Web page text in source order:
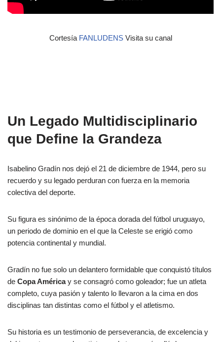
Cortesía FANLUDENSVisita su canal
Un Legado Multidisciplinario
que Define la Grandeza
Isabelino Gradín nos dejó el 21 de diciembre de 1944, pero su
recuerdo y su legado perduran con fuerza en la memoria
colectiva del deporte.
Su figura es sinónimo de la época dorada del fútbol uruguayo,
un periodo de dominio en el que la Celeste se erigió como
potencia continental y mundial.
Gradín no fue solo un delantero formidable que conquistó títulos
de Copa Américay se consagró como goleador; fue un atleta
completo, cuya pasión y talento lo llevaron a la cima en dos
disciplinas tan distintas como el fútbol y el atletismo.
Su historia es un testimonio de perseverancia, de excelencia y